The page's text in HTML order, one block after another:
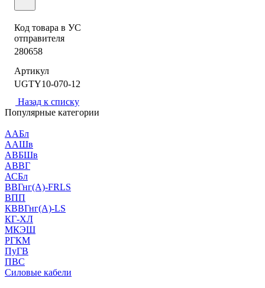
Код товара в УС
отправителя
280658
Артикул
UGTY10-070-12
Назад к списку
Популярные категории
ААБл
ААШв
АВБШв
АВВГ
АСБл
ВВГнг(А)-FRLS
ВПП
КВВГнг(А)-LS
КГ-ХЛ
МКЭШ
РГКМ
ПуГВ
ПВС
Силовые кабели